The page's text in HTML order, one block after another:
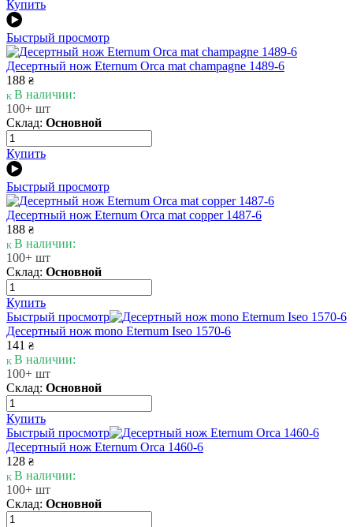
Купить
Быстрый просмотр
Десертный нож Eternum Orca mat champagne 1489-6
188 ₴
В наличии:
100+ шт
Склад: Основной
Купить
Быстрый просмотр
Десертный нож Eternum Orca mat copper 1487-6
188 ₴
В наличии:
100+ шт
Склад: Основной
Купить
Быстрый просмотр
Десертный нож mono Eternum Iseo 1570-6
141 ₴
В наличии:
100+ шт
Склад: Основной
Купить
Быстрый просмотр
Десертный нож Eternum Orca 1460-6
128 ₴
В наличии:
100+ шт
Склад: Основной